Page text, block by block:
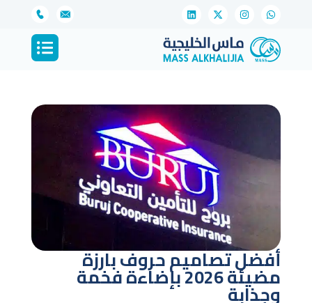
أفضل تصاميم حروف بارزة
مضيئة 2026 بإضاءة فخمة
وجذابة